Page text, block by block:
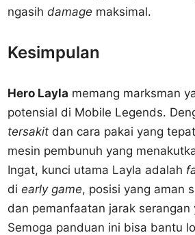
ngasihdamage maksimal.
Kesimpulan
Hero Layla memang marksman
potensial di Mobile Legends.
tersakit dan cara pakai yang
mesin pembunuh yang
Ingat, kunci utama Layla adalah
diearly game, posisi yang aman
dan pemanfaatan jarak serangan
Semoga panduan ini bisa bantu